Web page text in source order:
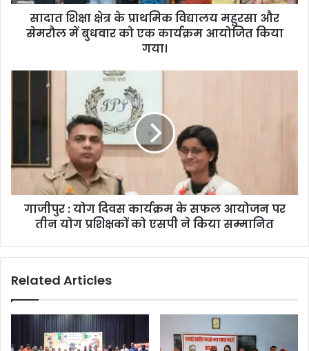
सादात शिक्षा क्षेत्र के प्राथमिक विद्यालय महुरसा और
सेमरौल में बुधवार को एक कार्यक्रम आयोजित किया
गया।
गाजीपुर : योग दिवस कार्यक्रम के सफल आयोजन पर
तीन योग प्रशिक्षकों को एसपी ने किया सम्मानित
Related Articles